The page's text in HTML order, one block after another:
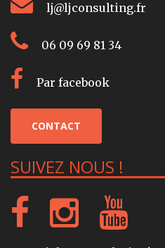
lj@ljconsulting.fr
06 09 69 81 34
Par facebook
CONTACT
SUIVEZ NOUS !